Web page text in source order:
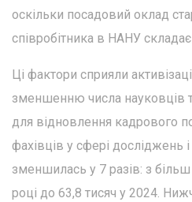
оскільки посадовий оклад
співробітника в НАНУ
Ці фактори сприяли
зменшенню числа науковців
для відновлення кадрового
фахівців у сфері досліджень
зменшилась у 7 разів: з
році до 63,8 тисяч у 2024.